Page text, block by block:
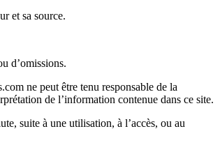
et sa source.
d’omissions.
ne peut être tenu responsable de la
de l’information contenue dans ce site.
suite à une utilisation, à l’accès, ou au